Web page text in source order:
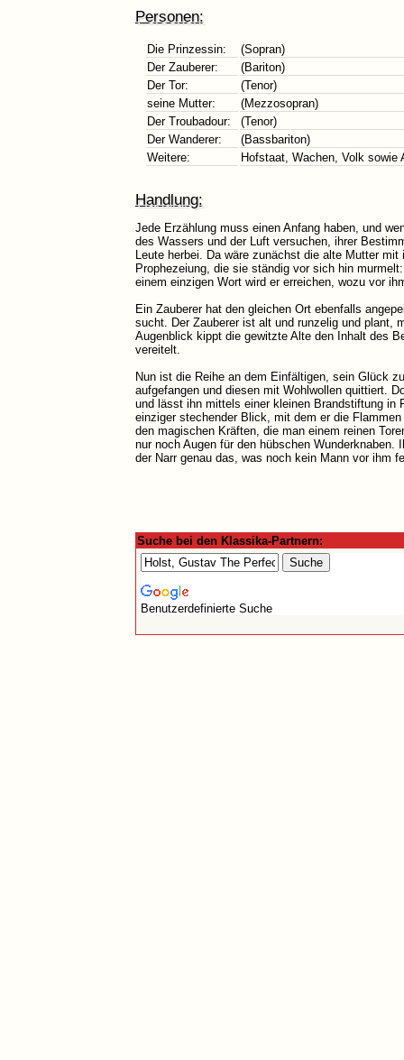
Personen:
Die Prinzessin:
(Sopran)
Der Zauberer:
(Bariton)
Der Tor:
(Tenor)
seine Mutter:
(Mezzosopran)
Der Troubadour:
(Tenor)
Der Wanderer:
(Bassbariton)
Weitere:
Hofstaat, Wachen, Volk sowie
Handlung:
Jede Erzählung muss einen Anfang haben, und
des Wassers und der Luft versuchen, ihrer
Leute herbei. Da wäre zunächst die alte Mutter
Prophezeiung, die sie ständig vor sich hin
einem einzigen Wort wird er erreichen, wozu vor
Ein Zauberer hat den gleichen Ort ebenfalls
sucht. Der Zauberer ist alt und runzelig und plant,
Augenblick kippt die gewitzte Alte den Inhalt des
vereitelt.
Nun ist die Reihe an dem Einfältigen, sein Glück
aufgefangen und diesen mit Wohlwollen quittiert.
und lässt ihn mittels einer kleinen Brandstiftung in
einziger stechender Blick, mit dem er die
den magischen Kräften, die man einem reinen
nur noch Augen für den hübschen
der Narr genau das, was noch kein Mann vor ihm
Suche bei den Klassika-Partnern:
Benutzerdefinierte Suche